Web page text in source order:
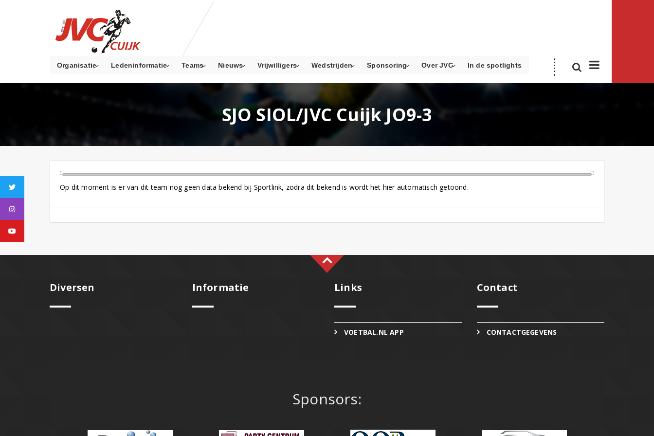
Organisatie Ledeninformatie Teams Nieuws Vrijwilligers Wedstrijden Sponsoring Over JVC In de spotlights
SJO SIOL/JVC Cuijk JO9-3
Op dit moment is er van dit team nog geen data bekend bij Sportlink, zodra dit bekend is wordt het hier automatisch getoond.
Diversen Informatie Links
VOETBAL.NL APP
Contact
CONTACTGEGEVENS
Sponsors:
Twitter
Instagram
Youtube